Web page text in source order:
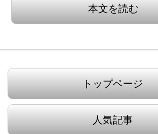
本文を読む
トップページ
人気記事